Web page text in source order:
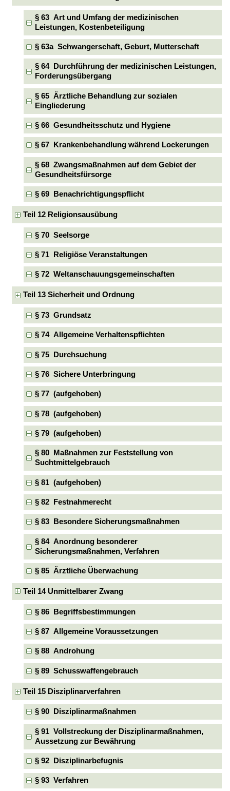
§ 63 Art und Umfang der medizinischen
Leistungen, Kostenbeteiligung
§ 63a Schwangerschaft, Geburt, Mutterschaft
§ 64 Durchführung der medizinischen Leistungen,
Forderungsübergang
§ 65 Ärztliche Behandlung zur sozialen
Eingliederung
§ 66 Gesundheitsschutz und Hygiene
§ 67 Krankenbehandlung während Lockerungen
§ 68 Zwangsmaßnahmen auf dem Gebiet der
Gesundheitsfürsorge
§ 69 Benachrichtigungspflicht
Teil 12 Religionsausübung
§ 70 Seelsorge
§ 71 Religiöse Veranstaltungen
§ 72 Weltanschauungsgemeinschaften
Teil 13 Sicherheit und Ordnung
§ 73 Grundsatz
§ 74 Allgemeine Verhaltenspflichten
§ 75 Durchsuchung
§ 76 Sichere Unterbringung
§ 77 (aufgehoben)
§ 78 (aufgehoben)
§ 79 (aufgehoben)
§ 80 Maßnahmen zur Feststellung von
Suchtmittelgebrauch
§ 81 (aufgehoben)
§ 82 Festnahmerecht
§ 83 Besondere Sicherungsmaßnahmen
§ 84 Anordnung besonderer
Sicherungsmaßnahmen, Verfahren
§ 85 Ärztliche Überwachung
Teil 14 Unmittelbarer Zwang
§ 86 Begriffsbestimmungen
§ 87 Allgemeine Voraussetzungen
§ 88 Androhung
§ 89 Schusswaffengebrauch
Teil 15 Disziplinarverfahren
§ 90 Disziplinarmaßnahmen
§ 91 Vollstreckung der Disziplinarmaßnahmen,
Aussetzung zur Bewährung
§ 92 Disziplinarbefugnis
§ 93 Verfahren